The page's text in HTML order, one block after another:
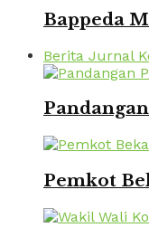
Bappeda
Berita Jurnal
Pemkot